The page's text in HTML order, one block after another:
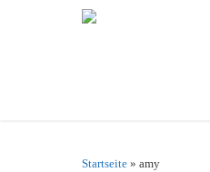
Startseite » amy